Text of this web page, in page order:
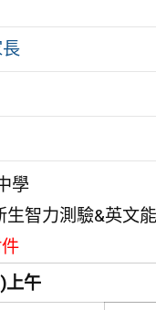
學
智力測驗&英文
上午